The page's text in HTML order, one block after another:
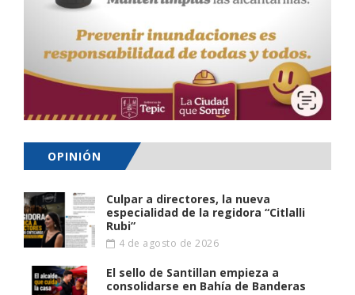
OPINIÓN
Culpar a directores, la nueva
especialidad de la regidora “Citlalli
Rubi”
4 de agosto de 2026
El sello de Santillan empieza a
consolidarse en Bahía de Banderas